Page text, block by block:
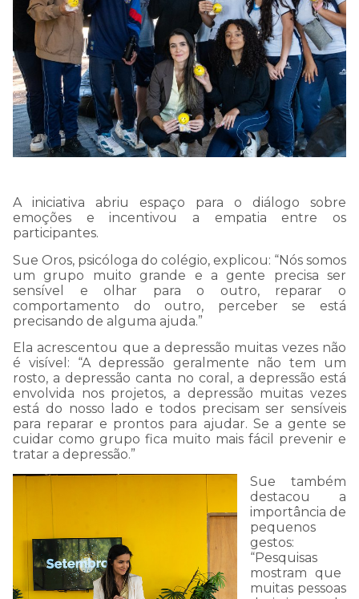
A iniciativa abriu espaço para o diálogo sobre
emoções e incentivou
a empatia entre os
participantes.
Sue Oros, psicóloga do colégio, explicou: “Nós somos
um grupo muito grande e a gente precisa ser
sensível eolhar para o outro, reparar o
comportamento do outro, perceber se está
precisando de alguma ajuda.”
Ela acrescentou que a depressão muitas vezes não
é visível: “A depressão geralmente não tem um
rosto, a depressão canta no coral, a depressão está
envolvida nos projetos, a depressão muitas vezes
está do nosso lado e todos precisamser sensíveis
para reparare prontos para ajudar. Se a gente se
cuidar como grupo fica muito mais fácil prevenir e
tratar a depressão.”
Sue também
destacou a
importância de
pequenos
gestos:
“Pesquisas
mostram que
muitas pessoas